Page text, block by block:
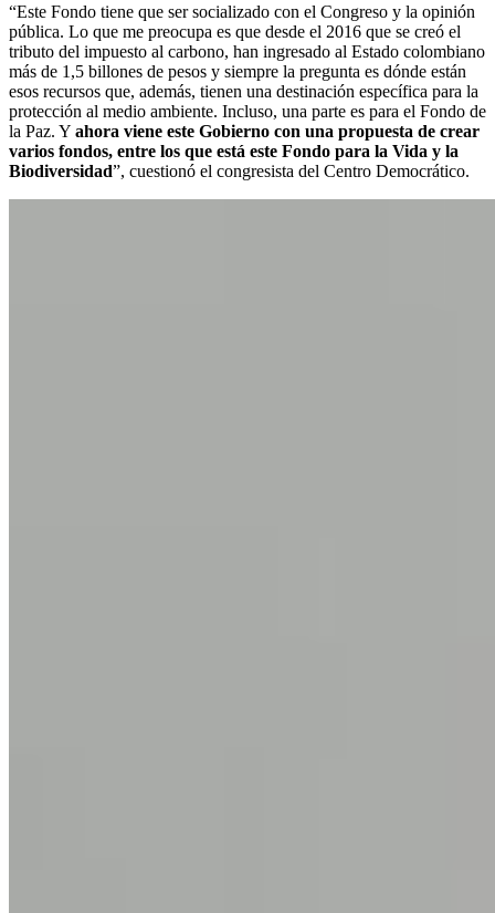
“Este Fondo tiene que ser socializado con el Congreso y la opinión
pública. Lo que me preocupa es que desde el 2016 que se creó el
tributo del impuesto al carbono, han ingresado al Estado colombiano
más de 1,5 billones de pesos y siempre la pregunta es dónde están
esos recursos que, además, tienen una destinación específica para la
protección al medio ambiente. Incluso, una parte es para el Fondo de
la Paz. Y ahora viene este Gobierno con una propuesta de crear
varios fondos, entre los que está este Fondo para la Vida y la
Biodiversidad”, cuestionó el congresista del Centro Democrático.